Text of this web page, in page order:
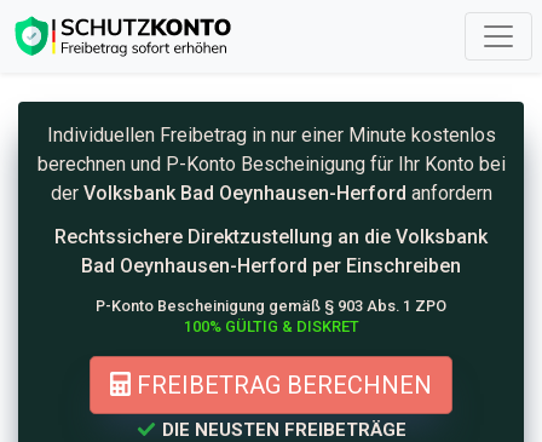
Individuellen Freibetrag in nur einer Minute kostenlos
berechnen und P-Konto Bescheinigung für Ihr Konto bei
der Volksbank Bad Oeynhausen-Herford anfordern
Rechtssichere Direktzustellung an die Volksbank
Bad Oeynhausen-Herford per Einschreiben
P-Konto Bescheinigung gemäß § 903 Abs. 1 ZPO
100% GÜLTIG & DISKRET
FREIBETRAG BERECHNEN
DIE NEUSTEN FREIBETRÄGE